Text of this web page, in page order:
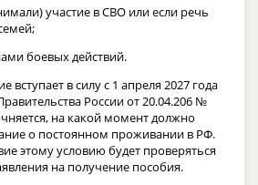
участие в СВО или если речь
боевых действий.
вступает в силу с 1 апреля 2027 года
России от 20.04.206 №
на какой момент должно
о постоянном проживании в РФ.
этому условию будет проверяться
на получение пособия.